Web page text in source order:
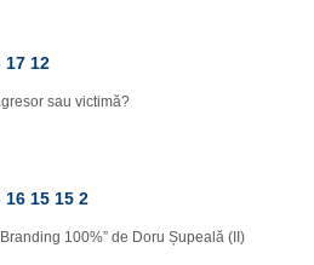
17 12
sau victimă?
15 15 2
100%” de Doru Șupeală (II)